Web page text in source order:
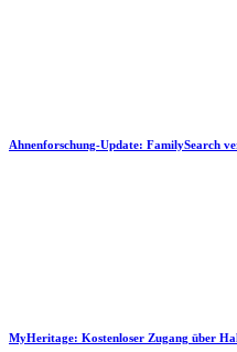
Ahnenforschung-Update: FamilySearch
MyHeritage: Kostenloser Zugang über